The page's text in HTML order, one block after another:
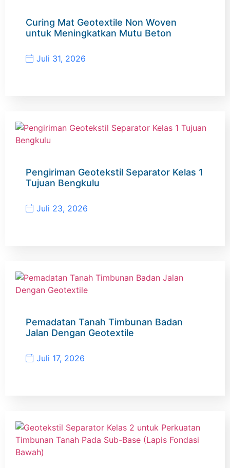
Curing Mat Geotextile Non Woven
untuk Meningkatkan Mutu Beton
Juli 31, 2026
Pengiriman Geotekstil Separator Kelas 1
Tujuan Bengkulu
Juli 23, 2026
Pemadatan Tanah Timbunan Badan
Jalan Dengan Geotextile
Juli 17, 2026